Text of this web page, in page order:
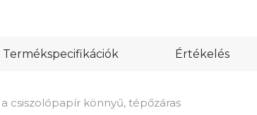
Termékspecifikációk Értékelés
csiszolópapír könnyű, tépőzáras